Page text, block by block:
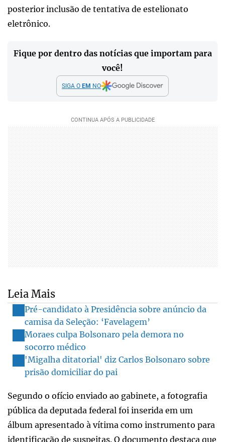
posterior inclusão de tentativa de estelionato
eletrônico.
Fique por dentro das notícias que importam para
você!
SIGA O EM NO
Leia Mais
Pré-candidato à Presidência sobre anúncio da
camisa da Seleção: ‘Favelagem’
Moraes culpa Bolsonaro pela demora no
socorro médico
'Migalha ditatorial' diz Carlos Bolsonaro sobre
prisão domiciliar do pai
Segundo o ofício enviado ao gabinete, a fotografia
pública da deputada federal foi inserida em um
álbum apresentado à vítima como instrumento para
identificação de suspeitas. O documento destaca que